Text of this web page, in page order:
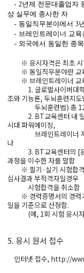
- 2년제 전문대졸업자
상 실무에 종사한 자
- 동일직무분야에서 3
- 브레인트레이너 교육
- 외국에서 동일한 종
※ 응시자격은 최초
※ 동일직무분야란
※ 브레인트레이너
1. 글로벌사이버대학
조와 기능론, 두뇌훈련지도
두뇌훈련법) 총 12
2. BT교육센터 내 일
시대 파워에이징,
브레인트레이너 지격
나
3. BT교육센터의 [응
과정을 이수한 자를 말함
※ 필기·실기 시험합격
심사결과 부적격자일경우
시험합격을 취소함
※ 경력증명서의 경력기
일을 기준으로 산정함.
(예, 1회 시험 응시자
5. 응시 원서 접수
인터넷 접수, http://